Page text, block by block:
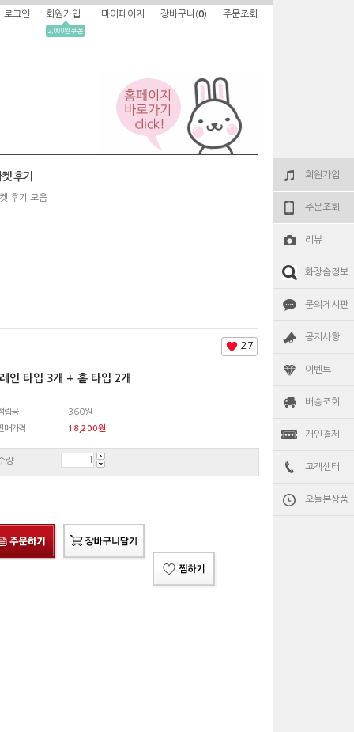
회원가입
주문조회
리뷰
화장솜정보
문의게시판
공지사항
이벤트
배송조회
개인결제
고객센터
오늘본상품
로그인 회원가입
2,000원 쿠폰
마이페이지 장바구니(0) 주문조회
후기
후기 모음
27
인 타입 3개 + 홀 타입 2개
립금
360원
매가격
18,200원
량